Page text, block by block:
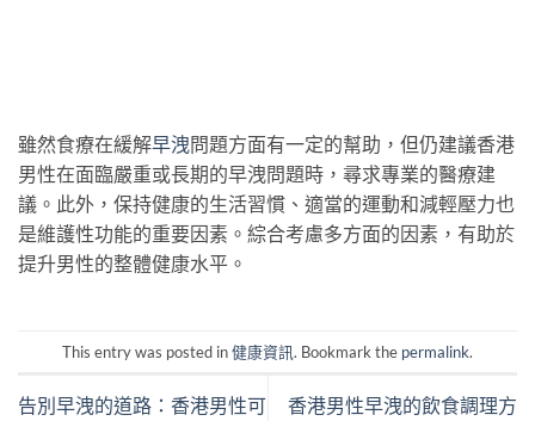
雖然食療在緩解早洩問題方面有一定的幫助，但仍建議香港
男性在面臨嚴重或長期的早洩問題時，尋求專業的醫療建
議。此外，保持健康的生活習慣、適當的運動和減輕壓力也
是維護性功能的重要因素。綜合考慮多方面的因素，有助於
提升男性的整體健康水平。
This entry was posted in健康資訊. Bookmark the permalink.
告別早洩的道路：香港男性可
香港男性早洩的飲食調理方